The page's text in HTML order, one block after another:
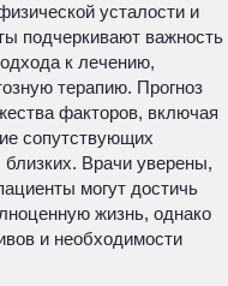
усталости и
подчеркивают важность
к лечению,
терапию. Прогноз
факторов, включая
сопутствующих
Врачи уверены,
могут достичь
жизнь, однако
и необходимости